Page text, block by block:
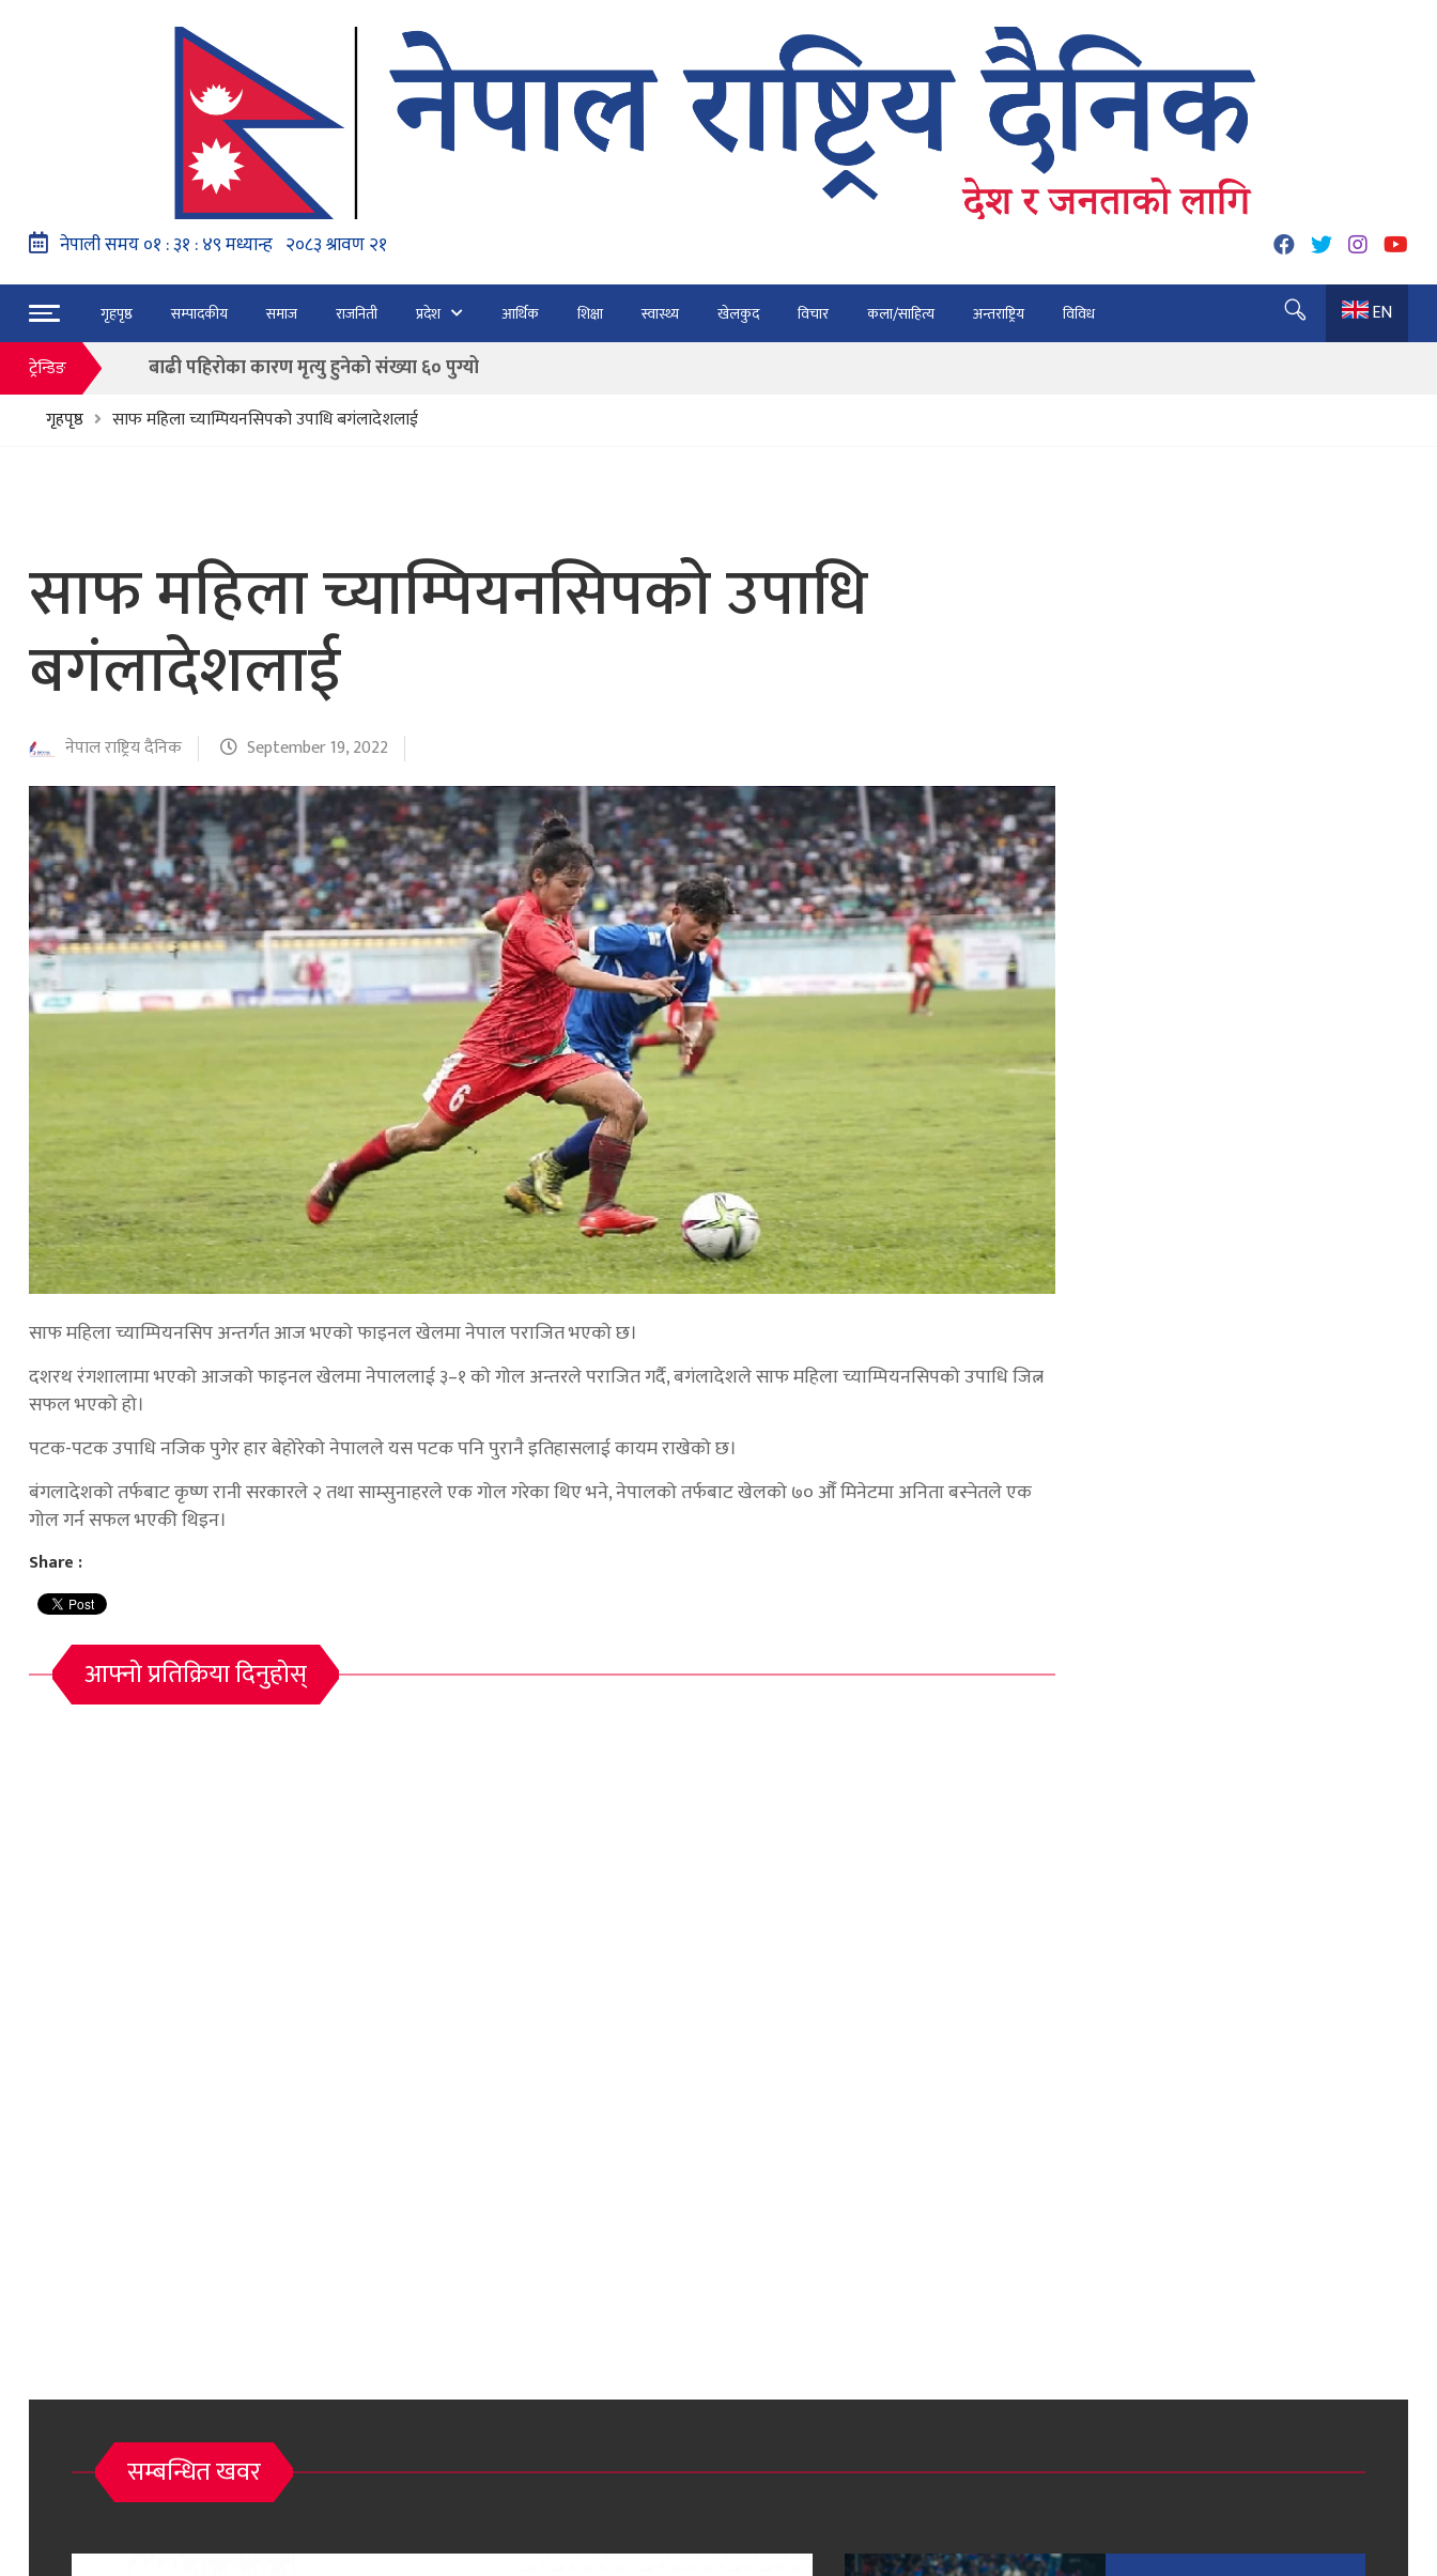
गृहपृष्ठ सम्पादकीय समाज राजनिती प्रदेश आर्थिक शिक्षा स्वास्थ्य खेलकुद विचार कला/साहित्य अन्तराष्ट्रिय विविध
EN
ट्रेन्डिङ
नेपाल वायुसेवाको राहत उडानमार्फत १५७ यात्रु भैरहवाबाट काठमाडौं ल्याइए
हङ्गेरी सरकारले एकल मुद्राको रुपमा ‘युरो’ लागु नगर्ने
फाैजदारी अपराधमा अनुसन्धान र कारबाही गर्न आयाेगकाे प्रतिवेदन कुर्नु पर्दैन : अध्यक्ष कार्की
“जेन जी” अभियन्ताद्वारा ओली र लेखकलाई पक्राउ गर्न डिजीटल अभियान
बाढी पहिरोका कारण मृत्यु हुनेको संख्या ६० पुग्यो
नेपाल वायुसेवाको राहत उडानमार्फत १५७ यात्रु भैरहवाबाट काठमाडौं ल्याइए
गृहपृष्ठ साफ महिला च्याम्पियनसिपको उपाधि बगंलादेशलाई
साफ महिला च्याम्पियनसिपको उपाधि
बगंलादेशलाई
नेपाल राष्ट्रिय दैनिक September 19, 2022
साफ महिला च्याम्पियनसिप अन्तर्गत आज भएको फाइनल खेलमा नेपाल पराजित भएको छ।
दशरथ रंगशालामा भएको आजको फाइनल खेलमा नेपाललाई ३–१ को गोल अन्तरले पराजित गर्दै, बगंलादेशले साफ महिला च्याम्पियनसिपको उपाधि जित्न
सफल भएको हो।
पटक-पटक उपाधि नजिक पुगेर हार बेहोरेको नेपालले यस पटक पनि पुरानै इतिहासलाई कायम राखेको छ।
बंगलादेशको तर्फबाट कृष्ण रानी सरकारले २ तथा साम्सुनाहरले एक गोल गरेका थिए भने, नेपालको तर्फबाट खेलको ७० औँ मिनेटमा अनिता बस्नेतले एक
गोल गर्न सफल भएकी थिइन।
Share :
आफ्नो प्रतिक्रिया दिनुहोस्
सम्बन्धित खवर